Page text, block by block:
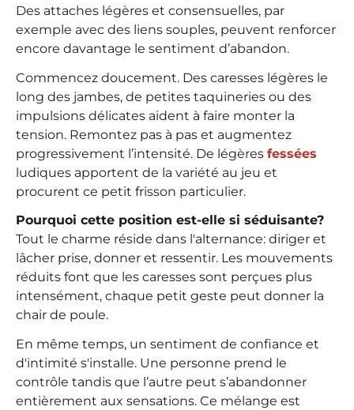
Des attaches légères et consensuelles, par
exemple avec des liens souples, peuvent renforcer
encore davantage le sentiment d’abandon.
Commencez doucement. Des caresses légères le
long des jambes, de petites taquineries ou des
impulsions délicates aident à faire monter la
tension. Remontez pas à pas et augmentez
progressivement l’intensité. De légères fessées
ludiques apportent de la variété au jeu et
procurent ce petit frisson particulier.
Pourquoi cette position est-elle si séduisante?
Tout le charme réside dans l'alternance: diriger et
lâcher prise, donner et ressentir. Les mouvements
réduits font que les caresses sont perçues plus
intensément, chaque petit geste peut donner la
chair de poule.
En même temps, un sentiment de confiance et
d'intimité s'installe. Une personne prend le
contrôle tandis que l’autre peut s’abandonner
entièrement aux sensations. Ce mélange est